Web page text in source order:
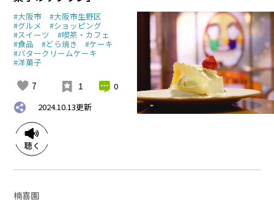
#大阪市 #大阪市生野区
#グルメ #ショッピング
#スイーツ #喫茶・カフェ
#食品 #どら焼き #ケーキ
#バタークリームケーキ
#洋菓子
7 1
0
2024.10.13更新
楠喜園